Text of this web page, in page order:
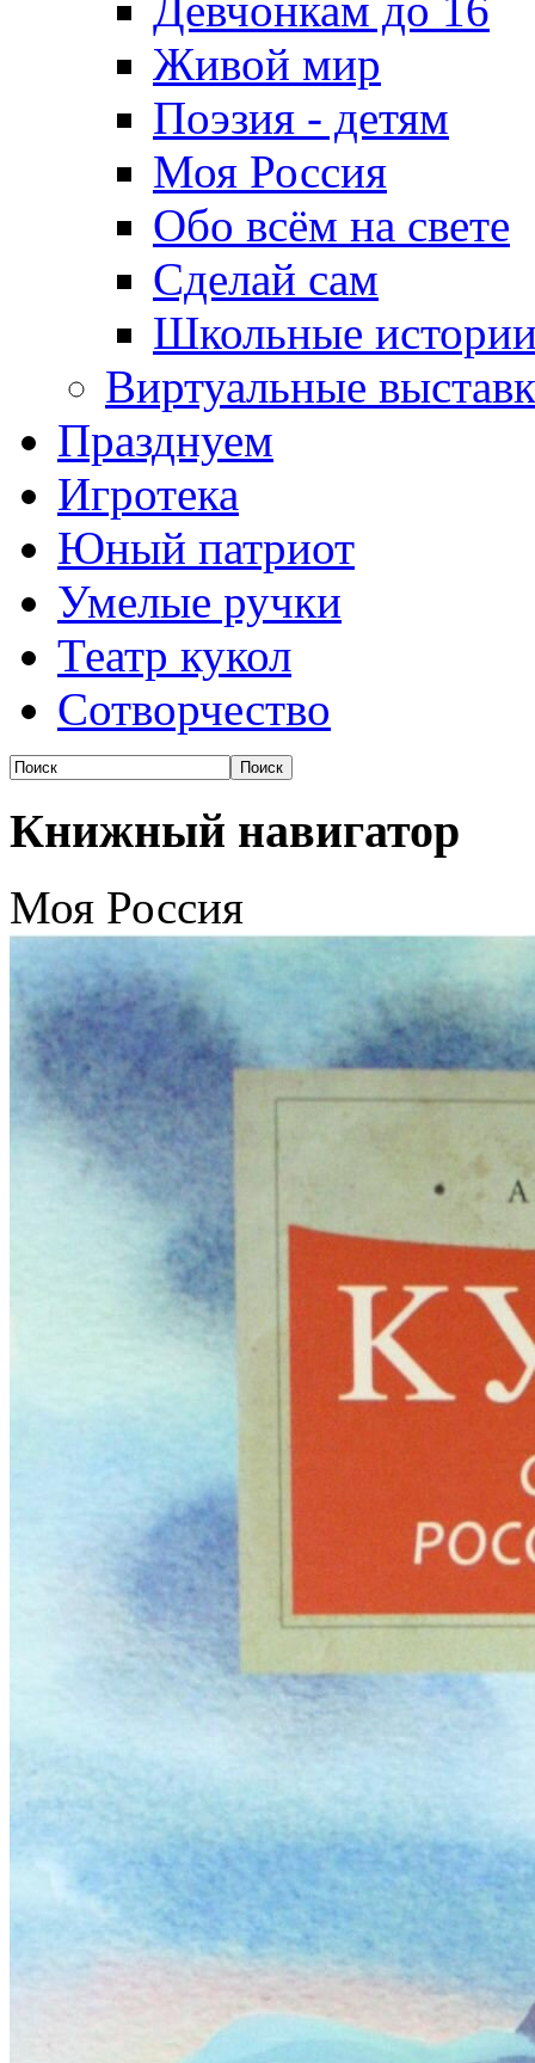
Живой мир
Поэзия - детям
Моя Россия
Обо всём на свете
Сделай сам
Школьные
Виртуальные
Празднуем
Игротека
Юный патриот
Умелые ручки
Театр кукол
Сотворчество
Книжный навигатор
Моя Россия